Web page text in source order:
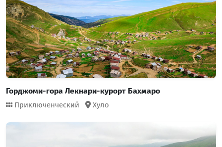
Горджоми-гора Лекнари-курорт Бахмаро
Приключенческий Хуло